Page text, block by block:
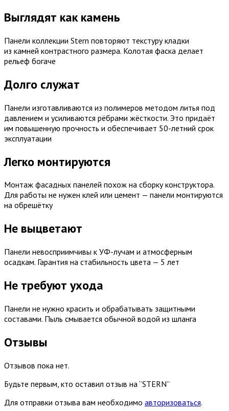
Выглядят как камень
Панели коллекции Stern повторяют текстуру кладки
из камней контрастного размера. Колотая фаска делает
рельеф богаче
Долго служат
Панели изготавливаются из полимеров методом литья под
давлением и усиливаются рёбрами жёсткости. Это придаёт
им повышенную прочность и обеспечивает 50-летний срок
эксплуатации
Легко монтируются
Монтаж фасадных панелей похож на сборку конструктора.
Для работы не нужен клей или цемент — панели монтируются
на обрешётку
Не выцветают
Панели невосприимчивы к УФ-лучам и атмосферным
осадкам. Гарантия на стабильность цвета — 5 лет
Не требуют ухода
Панели не нужно красить и обрабатывать защитными
составами. Пыль смывается обычной водой из шланга
Отзывы
Отзывов пока нет.
Будьте первым, кто оставил отзыв на “STERN”
Для отправки отзыва вам необходимо авторизоваться.